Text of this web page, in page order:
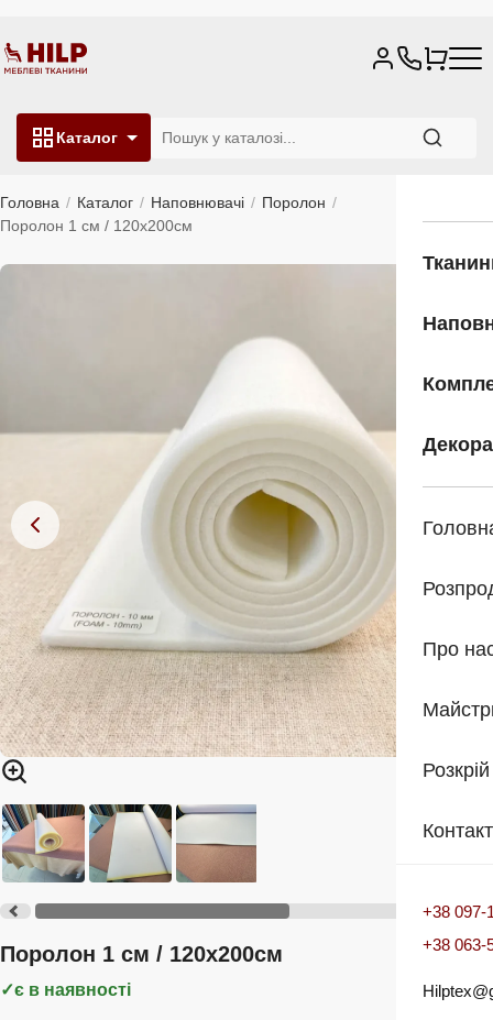
Каталог
Про
Розкрій
+38 097-
+38 063-
Головна Каталог Наповнювачі
Поролон
Поролон 1 см / 120х200см
Поролон 1 см / 120х200см
є в наявності